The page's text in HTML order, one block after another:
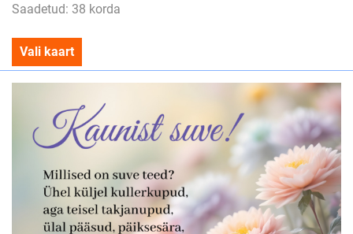
Saadetud: 38 korda
Vali kaart